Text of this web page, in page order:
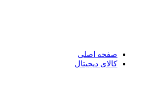
صفحه اصلی
کالای دیجیتال